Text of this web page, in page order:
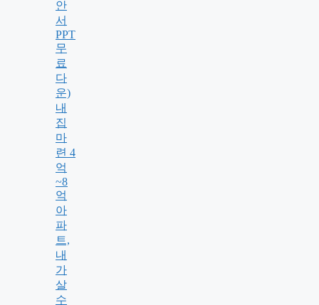
안
서
PPT
무
료
다
운)
내
집
마
련 4
억
~8
억
아
파
트,
내
가
살
수